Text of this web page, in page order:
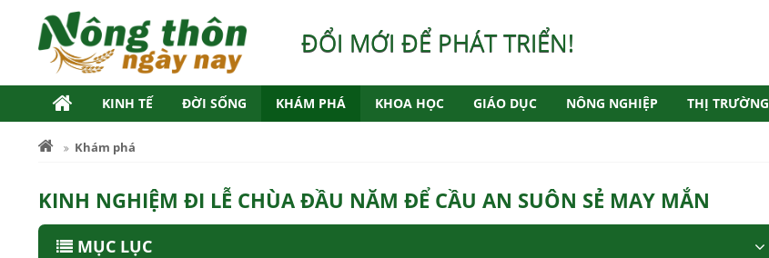
ĐỔI MỚI ĐỂ PHÁT TRIỂN!
KINH TẾ ĐỜI SỐNG KHÁM PHÁ KHOA HỌC GIÁO DỤC NÔNG NGHIỆP THỊ TRƯỜNG
Khám phá
KINH NGHIỆM ĐI LỄ CHÙA ĐẦU NĂM ĐỂ CẦU AN SUÔN SẺ MAY MẮN
MỤC LỤC